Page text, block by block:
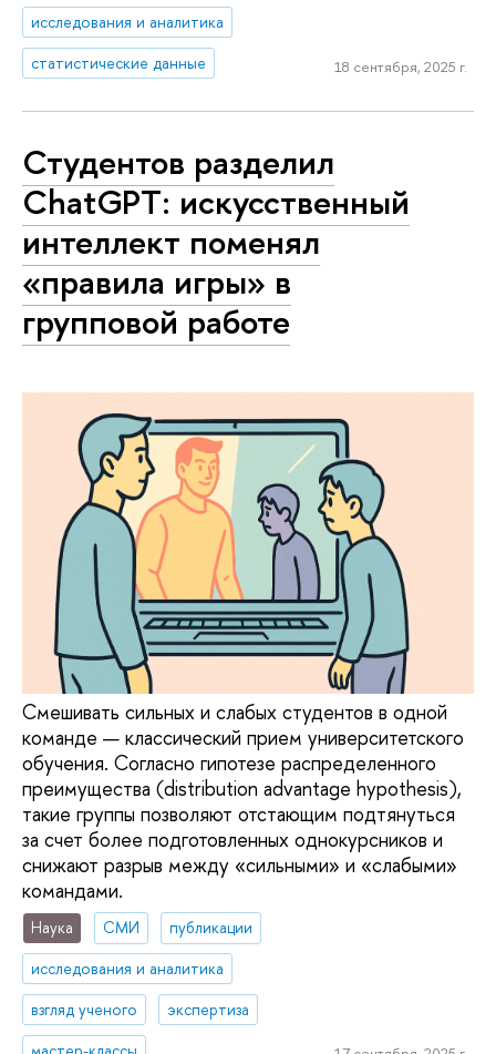
исследования и аналитика
статистические данные
18 сентября, 2025 г.
Студентов разделил
ChatGPT: искусственный
интеллект поменял
«правила игры» в
групповой работе
Смешивать сильных и слабых студентов в одной
команде — классический прием университетского
обучения. Согласно гипотезе распределенного
преимущества (distribution advantage hypothesis),
такие группы позволяют отстающим подтянуться
за счет более подготовленных однокурсников и
снижают разрыв между «сильными» и «слабыми»
командами.
Наука СМИ
публикации
исследования и аналитика
взгляд ученого
экспертиза